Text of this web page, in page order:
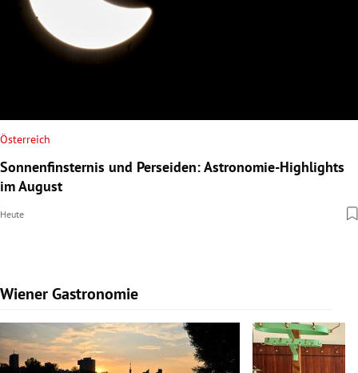
Österreich
Sonnenfinsternis und Perseiden: Astronomie-Highlights
im August
Heute
Wiener Gastronomie
Slide 1 von 15